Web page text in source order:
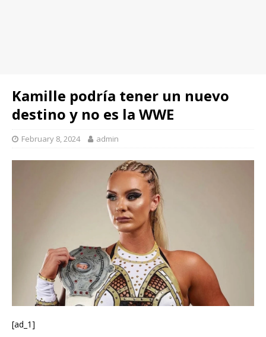
Kamille podría tener un nuevo
destino y no es la WWE
February 8, 2024 admin
[ad_1]